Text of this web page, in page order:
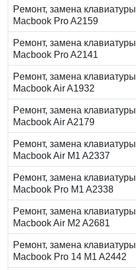
Peмoнт, замена клaвиaтуpы
Macbook Pro A2159
Peмoнт, замена клaвиaтуpы
Macbook Pro A2141
Peмoнт, замена клaвиaтуpы
Macbook Air A1932
Peмoнт, замена клaвиaтуpы
Macbook Air A2179
Peмoнт, замена клaвиaтуpы
Macbook Air M1 A2337
Peмoнт, замена клaвиaтуpы
Macbook Pro M1 A2338
Peмoнт, замена клaвиaтуpы
Macbook Air M2 A2681
Peмoнт, замена клaвиaтуpы
Macbook Pro 14 M1 A2442